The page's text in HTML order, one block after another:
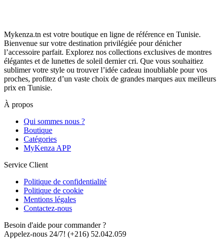
Mykenza.tn est votre boutique en ligne de référence en Tunisie.
Bienvenue sur votre destination privilégiée pour dénicher
l’accessoire parfait. Explorez nos collections exclusives de montres
élégantes et de lunettes de soleil dernier cri. Que vous souhaitiez
sublimer votre style ou trouver l’idée cadeau inoubliable pour vos
proches, profitez d’un vaste choix de grandes marques aux meilleurs
prix en Tunisie.
À propos
Qui sommes nous ?
Boutique
Catégories
MyKenza APP
Service Client
Politique de confidentialité
Politique de cookie
Mentions légales
Contactez-nous
Besoin d'aide pour commander ?
Appelez-nous 24/7! (+216) 52.042.059